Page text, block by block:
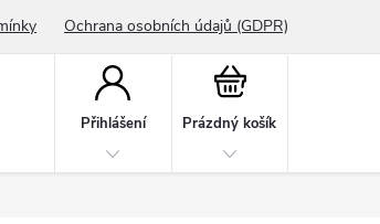
Ochrana osobních údajů (GDPR)
Přihlášení
Nákupní
Prázdný košík